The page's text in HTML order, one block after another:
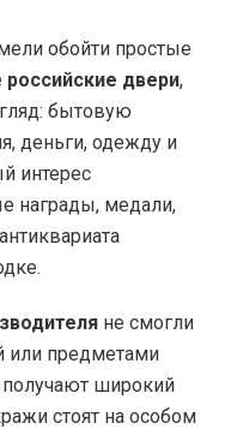
обойти простые
российские двери,
бытовую
деньги, одежду и
интерес
награды, медали,
не смогли
или предметами
получают широкий
стоят на особом